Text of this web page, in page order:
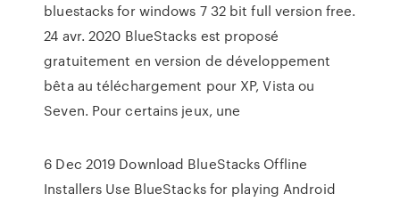
bluestacks for windows 7 32 bit full version free.
24 avr. 2020 BlueStacks est proposé
gratuitement en version de développement
bêta au téléchargement pour XP, Vista ou
Seven. Pour certains jeux, une
6 Dec 2019 Download BlueStacks Offline
Installers Use BlueStacks for playing Android